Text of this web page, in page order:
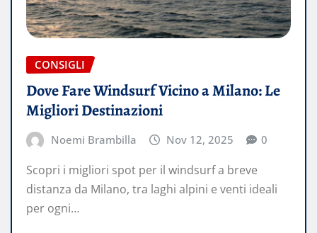
CONSIGLI
Dove Fare Windsurf Vicino a Milano: Le
Migliori Destinazioni
Noemi Brambilla Nov 12, 2025 0
Scopri i migliori spot per il windsurf a breve
distanza da Milano, tra laghi alpini e venti ideali
per ogni…